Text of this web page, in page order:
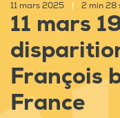
11 mars 2025 2 min 28
11 mars
François
France